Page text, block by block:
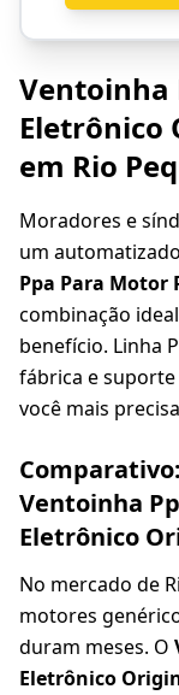
Ventoinha
Eletrônico
em Rio
Moradores e
um
Ppa Para
combinação
benefício. Linha
fábrica e
você mais
Ventoinha
Eletrônico
No mercado de
motores
duram meses. O
Eletrônico